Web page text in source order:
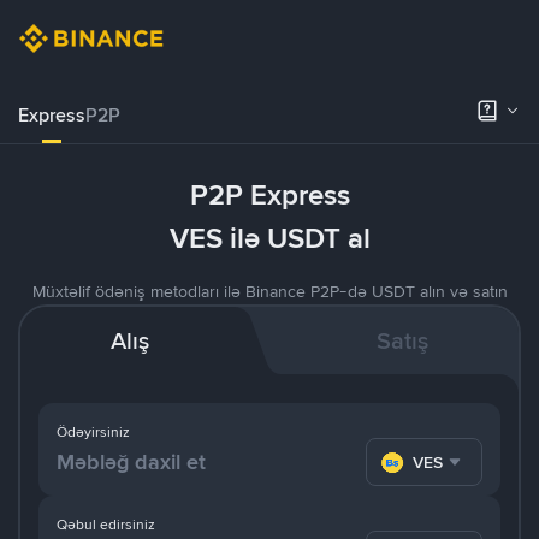
ExpressP2P
P2P Express
VES ilə USDT al
Müxtəlif ödəniş metodları ilə Binance P2P-də USDT alın və satın
Alış Satış
Ödəyirsiniz
VES
Qəbul edirsiniz